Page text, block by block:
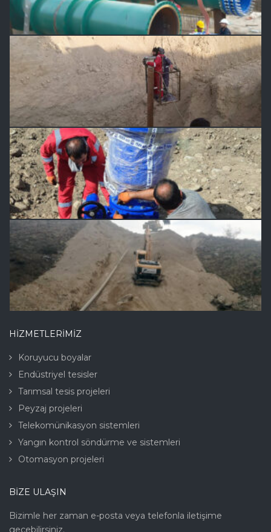
HİZMETLERİMİZ
Koruyucu boyalar
Endüstriyel tesisler
Tarımsal tesis projeleri
Peyzaj projeleri
Telekomünikasyon sistemleri
Yangın kontrol söndürme ve sistemleri
Otomasyon projeleri
BIZE ULAŞIN
Bizimle her zaman e-posta veya telefonla iletişime
geçebilirsiniz.